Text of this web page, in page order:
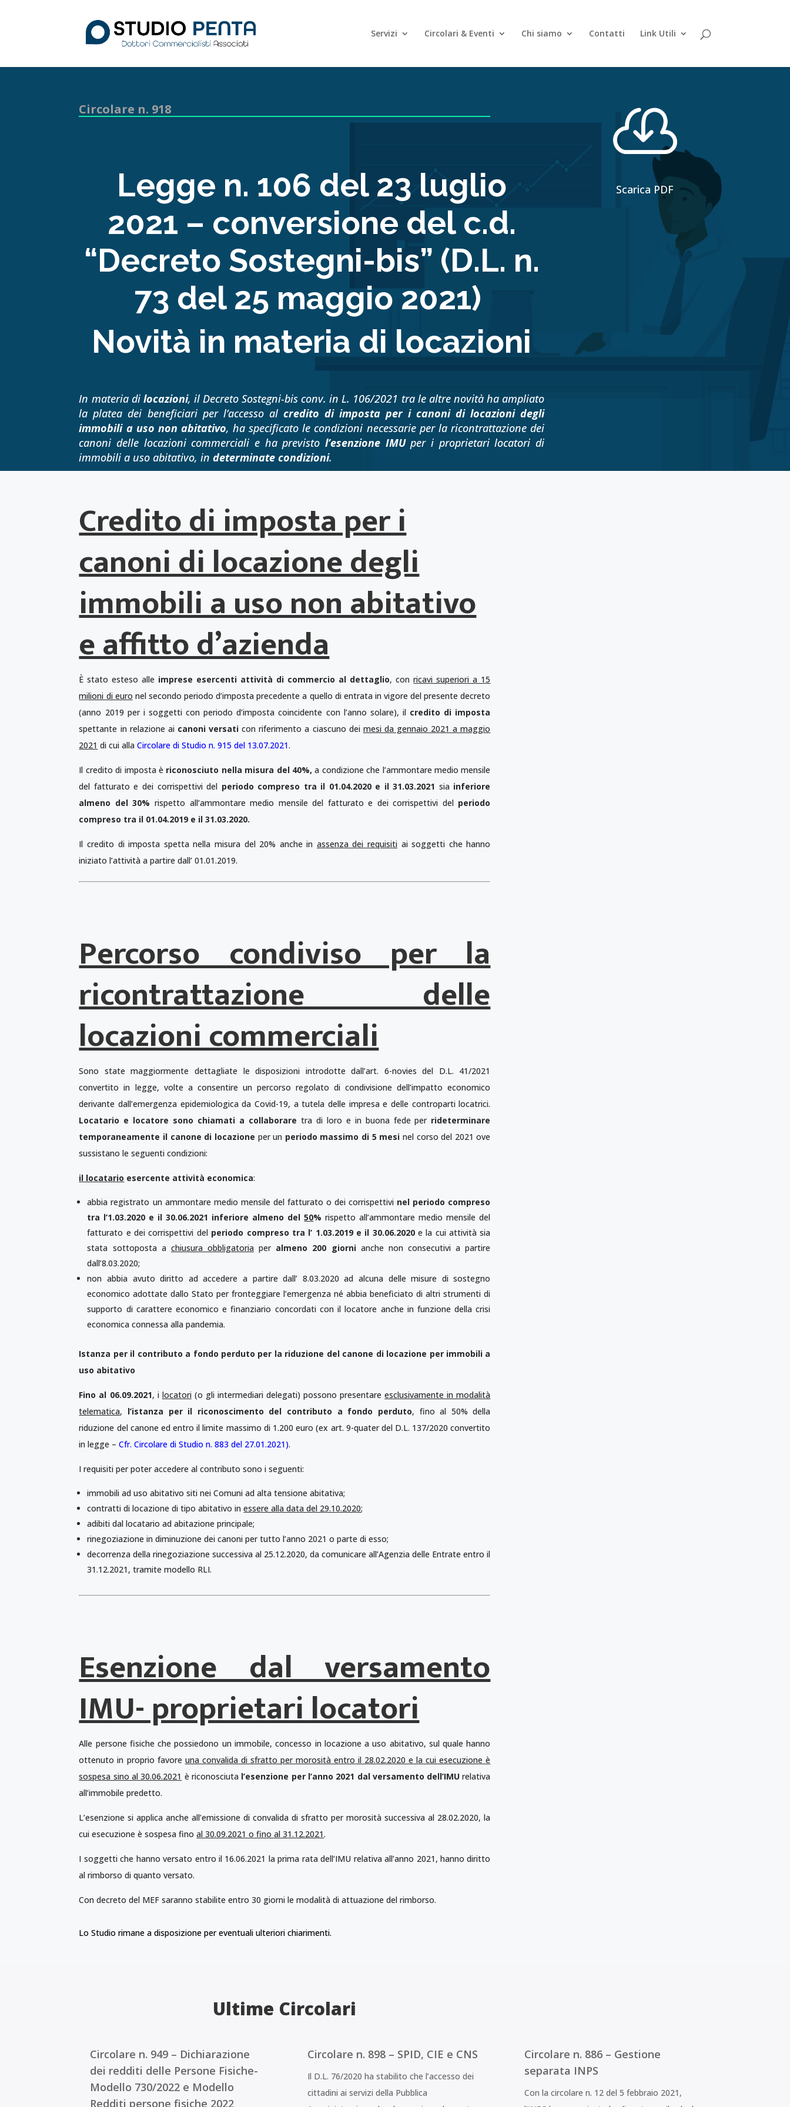
Servizi Circolari & Eventi Chi siamo Contatti Link Utili
Circolare n. 918
Legge n. 106 del 23 luglio
2021 – conversione del c.d.
“Decreto Sostegni-bis” (D.L. n.
73 del 25 maggio 2021)
Novità in materia di locazioni
In materia di locazioni, il Decreto Sostegni-bis conv. in L. 106/2021 tra le altre novità haampliato
la platea dei beneficiari per l’accesso al credito di imposta per i canoni di locazioni degli
immobili a uso non abitativo, ha specificato le condizioni necessarie per la ricontrattazione dei
canoni delle locazioni commerciali e ha previstol’esenzione IMUper i proprietari locatori di
immobili a uso abitativo, indeterminate condizioni.

Scarica PDF
Credito di imposta per i
canoni di locazione degli
immobili a uso non abitativo
e affitto d’azienda
È stato esteso alle imprese esercenti attività di commercio al dettaglio, conricavi superiori a 15
milioni di euro nel secondo periodo d’imposta precedente a quello di entrata in vigore del presente decreto
(anno 2019 per i soggetti con periodo d’imposta coincidente con l’anno solare), il credito di imposta
spettante in relazione ai canoni versati con riferimento a ciascuno dei mesi da gennaio 2021 a maggio
2021 di cui alla Circolare di Studio n. 915 del 13.07.2021.
Il credito di imposta è riconosciuto nella misura del 40%, a condizione che l’ammontare medio mensile
del fatturato e dei corrispettivi del periodo compreso tra il 01.04.2020 e il 31.03.2021 sia inferiore
almeno del 30% rispetto all’ammontare medio mensile del fatturato e dei corrispettivi del periodo
compreso tra il 01.04.2019 e il 31.03.2020.
Il credito di imposta spetta nella misura del 20% anche in assenza dei requisiti ai soggetti che hanno
iniziato l’attività a partire dall’ 01.01.2019.
Percorso condiviso per la
ricontrattazione delle
locazioni commerciali
Sono state maggiormente dettagliate le disposizioni introdotte dall’art. 6-novies del D.L. 41/2021
convertito in legge, volte a consentire un percorso regolato di condivisione dell’impatto economico
derivante dall’emergenza epidemiologica da Covid-19, a tutela delle impresa e delle controparti locatrici.
Locatario e locatore sono chiamati a collaborare tra di loro e in buona fede per rideterminare
temporaneamente il canone di locazione per un periodo massimo di 5 mesi nel corso del 2021 ove
sussistano le seguenti condizioni:
il locatario esercente attività economica:
abbia registrato un ammontare medio mensile del fatturato o dei corrispettivi nel periodo compreso
tra l’1.03.2020 e il 30.06.2021 inferiore almeno del50% rispetto all’ammontare medio mensile del
fatturato e dei corrispettivi del periodo compreso tra l’ 1.03.2019 e il 30.06.2020e la cui attività sia
stata sottoposta a chiusura obbligatoria per almeno 200 giornianche non consecutivi a partire
dall’8.03.2020;
non abbia avuto diritto ad accedere a partire dall’ 8.03.2020 ad alcuna delle misure di sostegno
economico adottate dallo Stato per fronteggiare l’emergenza né abbia beneficiato di altri strumenti di
supporto di carattere economico e finanziario concordati con il locatore anche in funzione della crisi
economica connessa alla pandemia.
Istanza per il contributo a fondo perduto per la riduzione del canone di locazione per immobili a
uso abitativo
Fino al 06.09.2021, i locatori(o gli intermediari delegati) possono presentareesclusivamente in modalità
telematica, l’istanza per il riconoscimento del contributo a fondo perduto, fino al 50% della
riduzione del canone ed entro il limite massimo di 1.200 euro (ex art. 9-quater del D.L. 137/2020 convertito
in legge –Cfr. Circolare di Studio n. 883 del 27.01.2021).
I requisiti per poter accedere al contributo sono i seguenti:
immobili ad uso abitativo siti nei Comuni ad alta tensione abitativa;
contratti di locazione di tipo abitativo inessere alla data del 29.10.2020;
adibiti dal locatario ad abitazione principale;
rinegoziazione in diminuzione dei canoni per tutto l’anno 2021 o parte di esso;
decorrenza della rinegoziazione successiva al 25.12.2020, da comunicare all’Agenzia delle Entrate entro il
31.12.2021, tramite modello RLI.
Esenzione dal versamento
IMU- proprietari locatori
Alle persone fisiche che possiedono un immobile, concesso in locazione a uso abitativo, sul quale hanno
ottenuto in proprio favore una convalida di sfratto per morosità entro il 28.02.2020 e la cui esecuzione è
sospesa sino al 30.06.2021 è riconosciuta l’esenzione per l’anno 2021 dal versamento dell’IMU relativa
all’immobile predetto.
L’esenzione si applica anche all’emissione di convalida di sfratto per morosità successiva al 28.02.2020, la
cui esecuzione è sospesa finoal 30.09.2021 o fino al 31.12.2021.
I soggetti che hanno versato entro il 16.06.2021 la prima rata dell’IMU relativa all’anno 2021, hanno diritto
al rimborso di quanto versato.
Con decreto del MEF saranno stabilite entro 30 giorni le modalità di attuazione del rimborso.
Lo Studio rimane a disposizione per eventuali ulteriori chiarimenti.
Ultime Circolari
Circolare n. 949 – Dichiarazione
dei redditi delle Persone Fisiche-
Modello 730/2022 e Modello
Redditi persone fisiche 2022
Circolare n. 898 – SPID, CIE e CNS
Il D.L. 76/2020 ha stabilito che l’accesso dei
cittadini ai servizi della Pubblica
Circolare n. 886 – Gestione
separata INPS
Con la circolare n. 12 del 5 febbraio 2021,